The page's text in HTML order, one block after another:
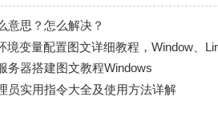
意思？怎么解决？
境变量配置图文详细教程，Window、
务器搭建图文教程Windows
员实用指令大全及使用方法详解